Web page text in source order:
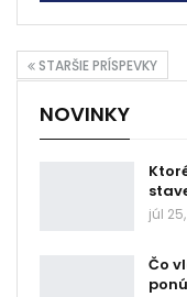
STARŠIE PRÍSPEVKY
NOVINKY
júl
Čo